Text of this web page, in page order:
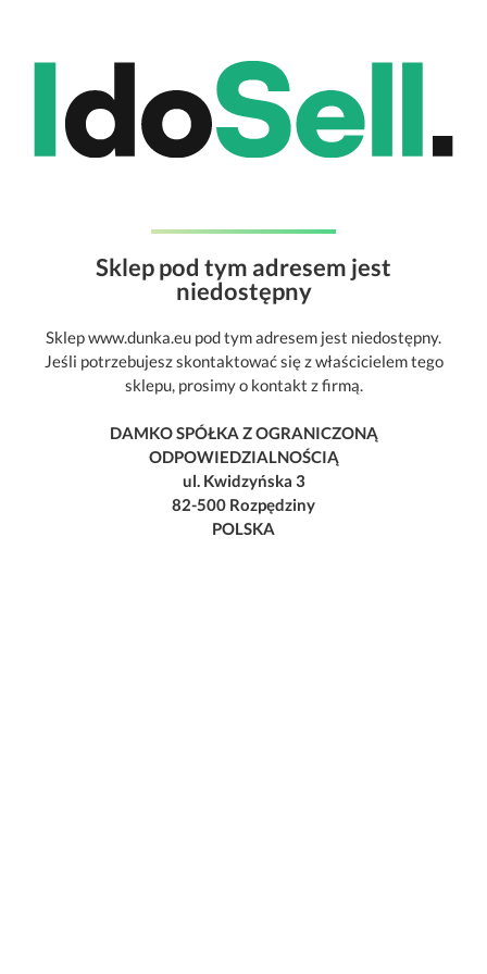
Sklep pod tym adresem jest
niedostępny
Sklep www.dunka.eu pod tym adresem jest niedostępny.
Jeśli potrzebujesz skontaktować się z właścicielem tego
sklepu, prosimy o kontakt z firmą.
DAMKO SPÓŁKA Z OGRANICZONĄ
ODPOWIEDZIALNOŚCIĄ
ul. Kwidzyńska 3
82-500 Rozpędziny
POLSKA